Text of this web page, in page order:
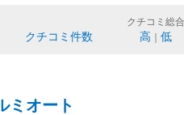
クチコミ件数
クチコミ総合
高 低
ミオート